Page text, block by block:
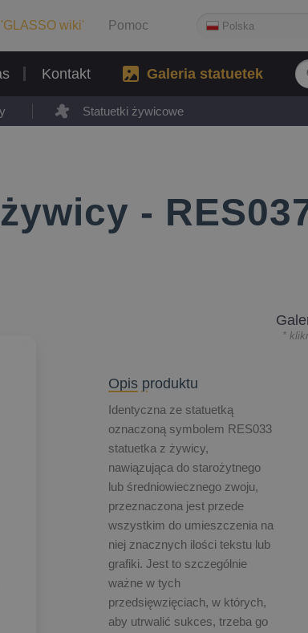
'GLASSO wiki' Pomoc Polska
Kontakt Galeria statuetek
Statuetki żywicowe
-
*
Opis produktu
Identyczna ze statuetką
oznaczoną symbolem RES033
statuetka z żywicy,
nawiązująca do starożytnego
lub średniowiecznego zwoju,
przeznaczona jest przede
wszystkim do umieszczenia na
niej znacznych ilości tekstu lub
grafiki. Jest to szczególnie
ważne w tych
przedsięwzięciach, w których,
aby utrwalić sukces, trzeba go